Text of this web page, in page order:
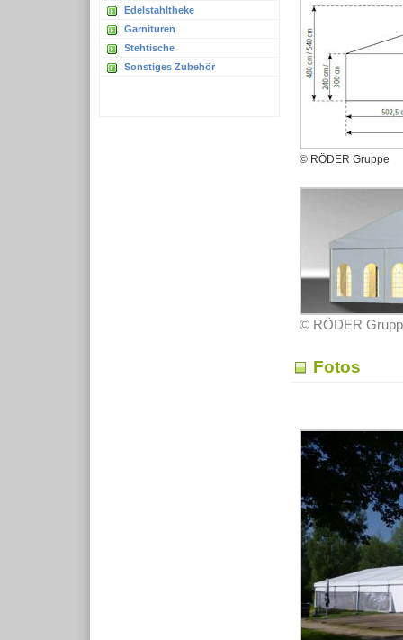
Edelstahltheke
Garnituren
Stehtische
Sonstiges Zubehör
© RÖDER Gruppe
© RÖDER
Fotos